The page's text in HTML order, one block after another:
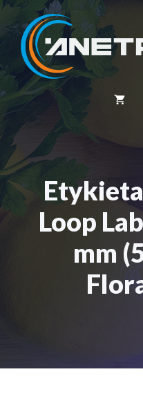
Przejdź
do
treści
Loop
mm